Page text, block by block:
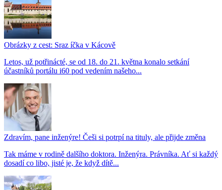
Obrázky z cest: Sraz íčka v Kácově
Letos, už potřinácté, se od 18. do 21. května konalo setkání
účastníků portálu i60 pod vedením našeho...
Zdravím, pane inženýre! Češi si potrpí na tituly, ale přijde změna
Tak máme v rodině dalšího doktora. Inženýra. Právníka. Ať si každý
dosadí co libo, jisté je, že když dítě...